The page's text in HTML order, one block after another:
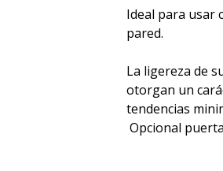
Ideal para usar
pared.
La ligereza de
otorgan un
tendencias
Opcional